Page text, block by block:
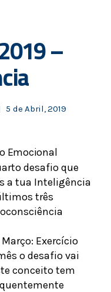
–
5 de Abril, 2019
desafio que
a tua Inteligência
três
Exercício
o desafio vai
conceito tem